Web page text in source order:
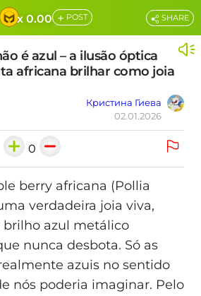
x 0.00 + POST
é azul – a ilusão óptica
africana brilhar como joia
Кристина Гиева
02.01.2026
SHARE
0
berry africana (Pollia
verdadeira joia viva,
azul metálico
nunca desbota. Só as
azuis no sentido
nós poderia imaginar. Pelo